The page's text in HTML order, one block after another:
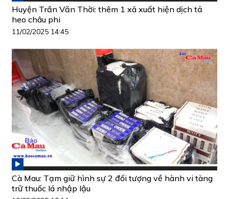
Huyện Trần Văn Thời: thêm 1 xã xuất hiện dịch tả
heo châu phi
11/02/2025 14:45
Cà Mau: Tạm giữ hình sự 2 đối tượng về hành vi tàng
trữ thuốc lá nhập lậu